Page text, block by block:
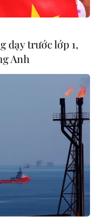
dạy trước lớp 1,
Anh